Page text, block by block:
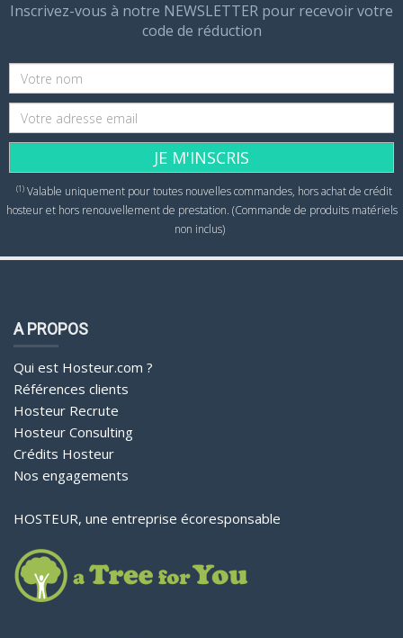
Inscrivez-vous à notre NEWSLETTER pour recevoir votre
code de réduction
JE M'INSCRIS
(1)Valable uniquement pour toutes nouvelles commandes, hors achat de crédit
hosteur et hors renouvellement de prestation. (Commande de produits matériels
non inclus)
A PROPOS
Qui est Hosteur.com ?
Références clients
Hosteur Recrute
Hosteur Consulting
Crédits Hosteur
Nos engagements
HOSTEUR, une entreprise écoresponsable